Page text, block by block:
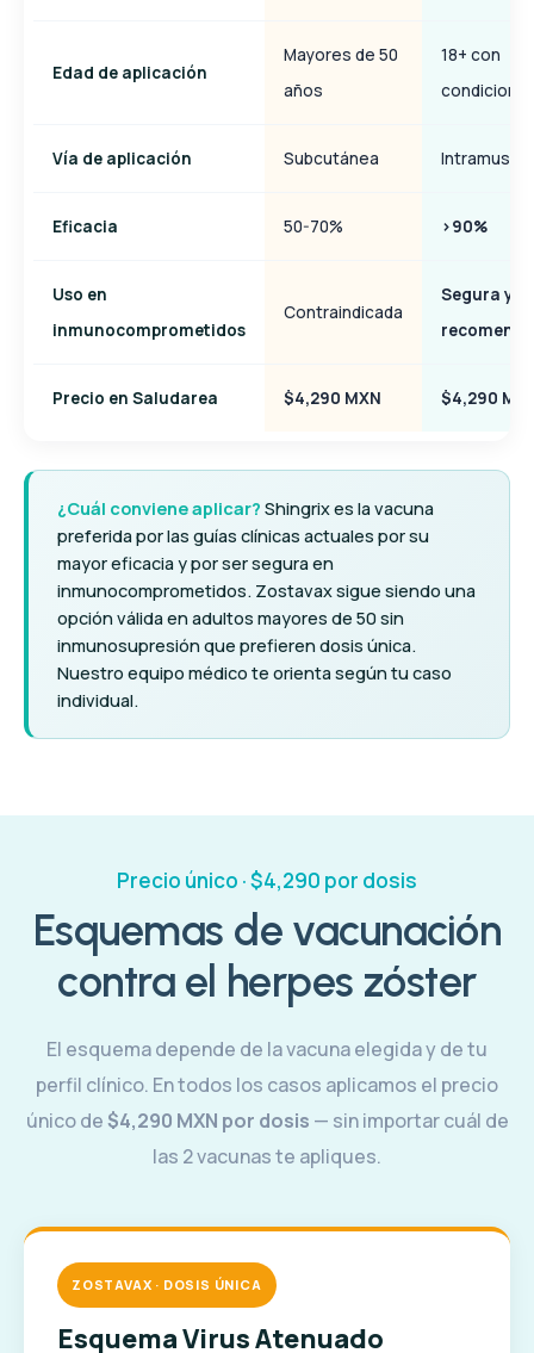
Edad de aplicación
Mayores de 50
años
18+ con
Vía de aplicación Subcutánea
Eficacia 50-70% >90%
Uso en
inmunocomprometidos
Contraindicada
Segura y
Precio en Saludarea $4,290 MXN $4,290
¿Cuál conviene aplicar? Shingrix es la vacuna
preferida por las guías clínicas actuales por su
mayor eficacia y por ser segura en
inmunocomprometidos. Zostavax sigue siendo una
opción válida en adultos mayores de 50 sin
inmunosupresión que prefieren dosis única.
Nuestro equipo médico te orienta según tu caso
individual.
Precio único · $4,290 por dosis
Esquemas de vacunación
contra el herpes zóster
El esquema depende de la vacuna elegida y de tu
perfil clínico. En todos los casos aplicamos el precio
único de$4,290 MXN por dosis — sin importar cuál de
las 2 vacunas te apliques.
ZOSTAVAX · DOSIS ÚNICA
Esquema Virus Atenuado